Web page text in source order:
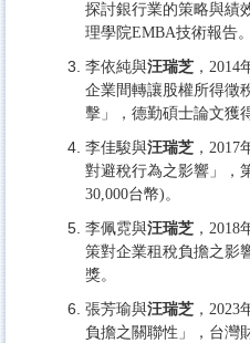
探討銀行業的策略與績
理學院EMBA技術報告。
李依純與汪瑞芝 ，
企業間轉讓股權所得徵
擊」，德勤碩士論文獲
李佳駿與汪瑞芝 ，
對避稅行為之影響」，
30,000台幣)。
李佩霓與汪瑞芝 ，
策對企業租稅負擔之影
獎。
張芳瑜與汪瑞芝 ，
負擔之關聯性」，台灣